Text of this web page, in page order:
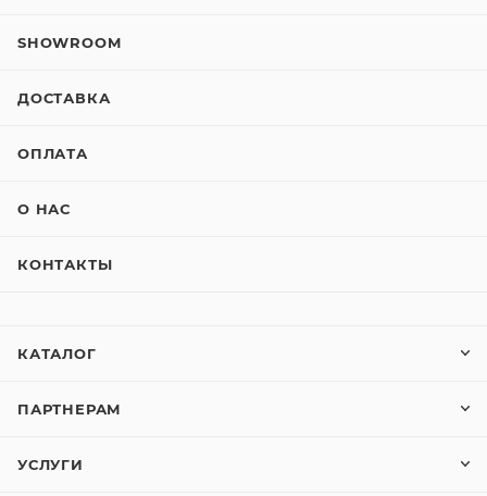
SHOWROOM
ДОСТАВКА
ОПЛАТА
О НАС
КОНТАКТЫ
КАТАЛОГ
ПАРТНЕРАМ
УСЛУГИ